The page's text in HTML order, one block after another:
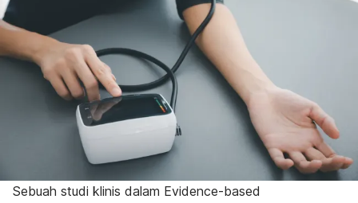
Sebuah studi klinis dalam Evidence-based